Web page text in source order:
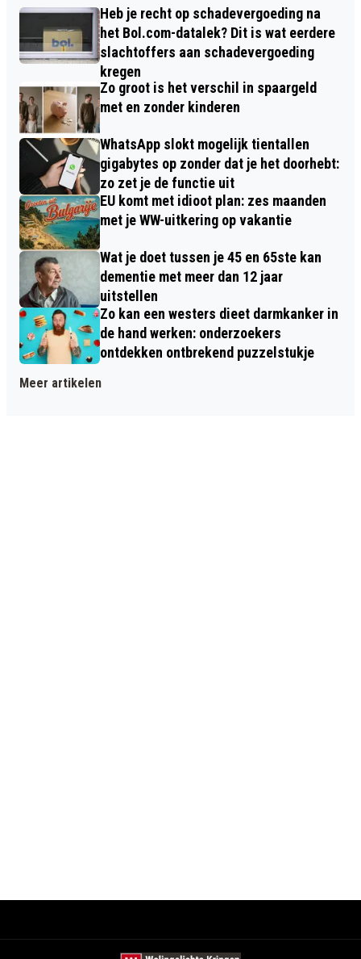
Heb je recht op schadevergoeding na
het Bol.com-datalek? Dit is wat eerdere
slachtoffers aan schadevergoeding
kregen
Zo groot is het verschil in spaargeld
met en zonder kinderen
WhatsApp slokt mogelijk tientallen
gigabytes op zonder dat je het doorhebt:
zo zet je de functie uit
EU komt met idioot plan: zes maanden
met je WW-uitkering op vakantie
Wat je doet tussen je 45 en 65ste kan
dementie met meer dan 12 jaar
uitstellen
Zo kan een westers dieet darmkanker in
de hand werken: onderzoekers
ontdekken ontbrekend puzzelstukje
Meer artikelen